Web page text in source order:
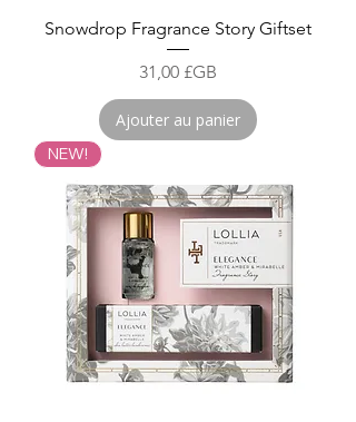
Snowdrop Fragrance Story Giftset
Prix
31,00 £GB
Ajouter au panier
NEW!